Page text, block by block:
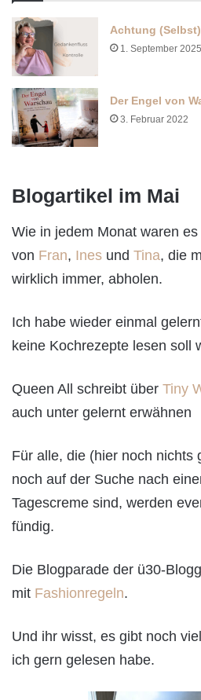
Achtung
1. September 2025
Der Engel von
3. Februar 2022
Blogartikel im Mai
Wie in jedem Monat waren
von Fran, Ines und Tina, die
wirklich immer, abholen.
Ich habe wieder einmal
keine Kochrezepte lesen soll
Queen All schreibt über Tiny
auch unter gelernt erwähnen
Für alle, die (hier noch nichts
noch auf der Suche nach
Tagescreme sind, werden
fündig.
Die Blogparade der ü30-
mit Fashionregeln.
Und ihr wisst, es gibt noch
ich gern gelesen habe.